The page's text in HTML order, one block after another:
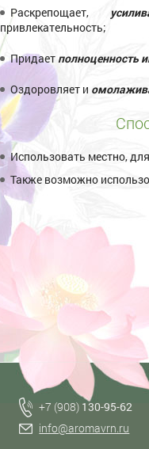
Раскрепощает,
привлекательность;
Придаетполноценность
Оздоровляет и
Использовать местно,
Также возможно
+7 (908) 130-95-62
info@aromavrn.ru